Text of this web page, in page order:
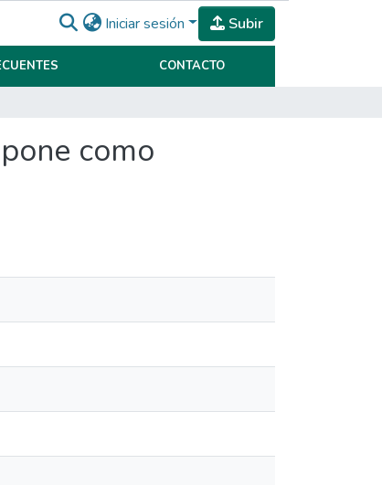
Iniciar sesión Subir
CONTACTO
como